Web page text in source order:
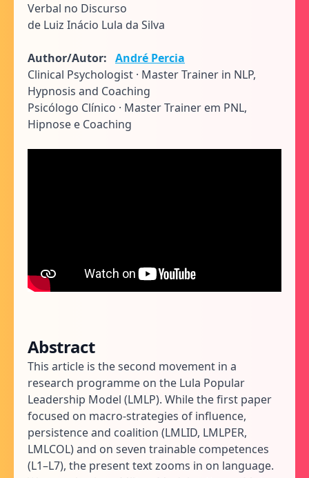
Verbal no Discurso
de Luiz Inácio Lula da Silva
Author/Autor: André Percia
Clinical Psychologist · Master Trainer in NLP,
Hypnosis and Coaching
Psicólogo Clínico · Master Trainer em PNL,
Hipnose e Coaching
Abstract
This article is the second movement in a
research programme on the Lula Popular
Leadership Model (LMLP). While the first paper
focused on macro-strategies of influence,
persistence and coalition (LMLID, LMLPER,
LMLCOL) and on seven trainable competences
(L1–L7), the present text zooms in on language.